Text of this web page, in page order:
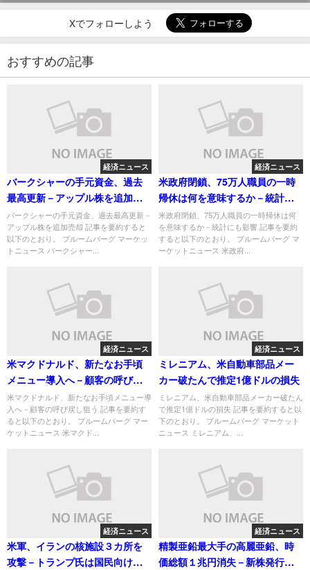
Xでフォローしよう
おすすめの記事
経済ニュース
バークシャーの手元資金、過去
最高更新－アップル株を追加売
却
バークシャーの手元資金、過去最高更新－
アップル株を追加売却 記事を要約すると
以下のとおり。 ブルームバーグ マーケッ
トニュース バークシャー...
経済ニュース
米政府閉鎖、75万人職員の一時
帰休は何を意味するか－統計に
も影響
米政府閉鎖、75万人職員の一時帰休は何
を意味するか－統計にも影響 記事を要約
すると以下のとおり。 ブルームバーグ マ
ーケットニュース 米政府...
経済ニュース
米マクドナルド、新たなお手頃
メニュー導入へ－顧客の呼び戻
し狙う
米マクドナルド、新たなお手頃メニュー導
入へ－顧客の呼び戻し狙う 記事を要約す
ると以下のとおり。 ブルームバーグ マー
ケットニュース 米マクド...
経済ニュース
ミレニアム、米自動車部品メー
カー破たんで推定1億ドルの損失
ミレニアム、米自動車部品メーカー破たん
で推定1億ドルの損失 記事を要約すると以
下のとおり。 ブルームバーグ マーケット
ニュース ミレニアム、...
経済ニュース
米軍、イランの核施設３カ所を
攻撃－トランプ氏は国民向け演
経済ニュース
精製亜鉛最大手の高麗亜鉛、時
価総額１兆円消失－新株発行計